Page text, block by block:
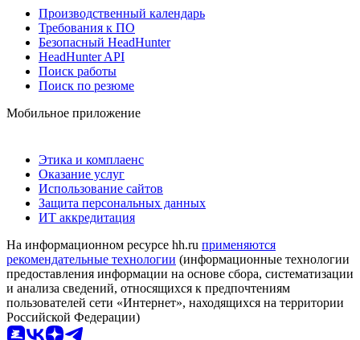
Производственный календарь
Требования к ПО
Безопасный HeadHunter
HeadHunter API
Поиск работы
Поиск по резюме
Мобильное приложение
Этика и комплаенс
Оказание услуг
Использование сайтов
Защита персональных данных
ИТ аккредитация
На информационном ресурсе hh.ru применяются
рекомендательные технологии (информационные технологии
предоставления информации на основе сбора, систематизации
и анализа сведений, относящихся к предпочтениям
пользователей сети «Интернет», находящихся на территории
Российской Федерации)